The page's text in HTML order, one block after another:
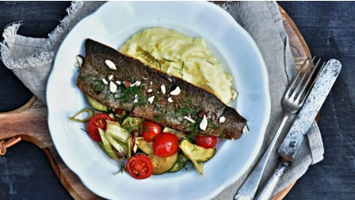
Recepty
Články
TV Program
Škola vaření
Recepty z TV